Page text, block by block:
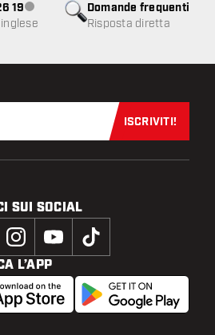
Domande frequenti
Risposta diretta
19Servizio clienti non disponibile
Iscriviti
ISCRIVITI!
SUI SOCIAL
L’APP